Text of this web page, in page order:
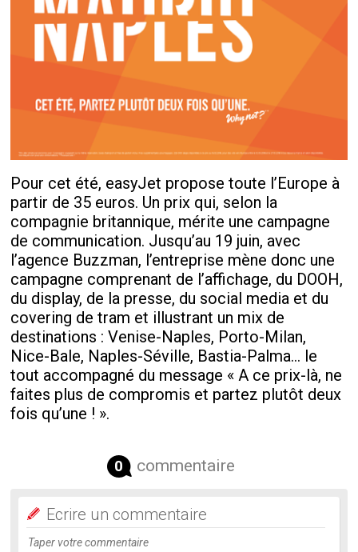
Pour cet été, easyJet propose toute l’Europe à
partir de 35 euros. Un prix qui, selon la
compagnie britannique, mérite une campagne
de communication. Jusqu’au 19 juin, avec
l’agence Buzzman, l’entreprise mène donc une
campagne comprenant de l’affichage, du DOOH,
du display, de la presse, du social media et du
covering de tram et illustrant un mix de
destinations : Venise-Naples, Porto-Milan,
Nice-Bale, Naples-Séville, Bastia-Palma… le
tout accompagné du message « A ce prix-là, ne
faites plus de compromis et partez plutôt deux
fois qu’une ! ».
0 commentaire
Ecrire un commentaire